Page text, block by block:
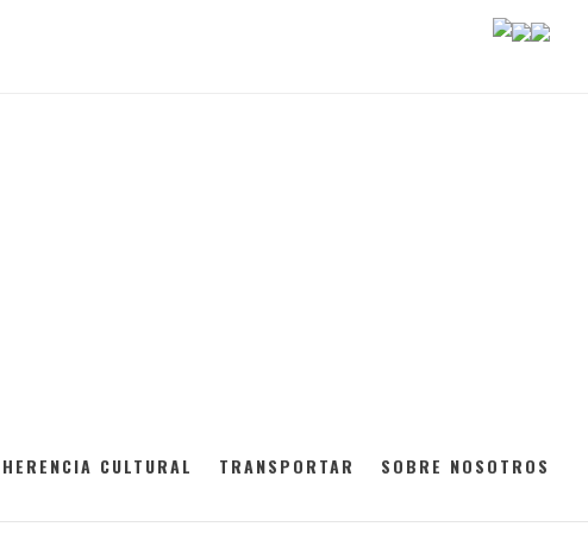
HERENCIA CULTURAL TRANSPORTAR SOBRE NOSOTROS